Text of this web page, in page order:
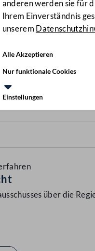
anderen werden sie für
Ihrem Einverständnis
unserem
Alle Akzeptieren
Nur funktionale Cookies
Einstellungen
über die